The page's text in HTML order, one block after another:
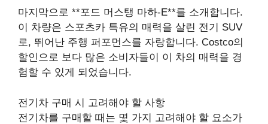
마지막으로 **포드 머스탱 마하-E**를 소개합니다.
이 차량은 스포츠카 특유의 매력을 살린 전기 SUV
로, 뛰어난 주행 퍼포먼스를 자랑합니다. Costco의
할인으로 보다 많은 소비자들이 이 차의 매력을 경
험할 수 있게 되었습니다.
전기차 구매 시 고려해야 할 사항
전기차를 구매할 때는 몇 가지 고려해야 할 요소가